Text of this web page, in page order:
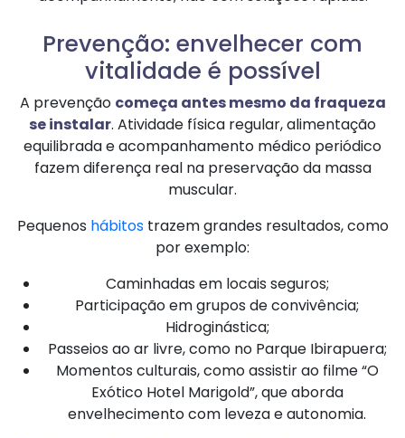
Prevenção: envelhecer com
vitalidade é possível
A prevenção começa antes mesmo da fraqueza
se instalar. Atividade física regular, alimentação
equilibrada e acompanhamento médico periódico
fazem diferença real na preservação da massa
muscular.
Pequenos hábitostrazem grandes resultados, como
por exemplo:
Caminhadas em locais seguros;
Participação em grupos de convivência;
Hidroginástica;
Passeios ao ar livre, como no Parque Ibirapuera;
Momentos culturais, como assistir ao filme “O
Exótico Hotel Marigold”, que aborda
envelhecimento com leveza e autonomia.